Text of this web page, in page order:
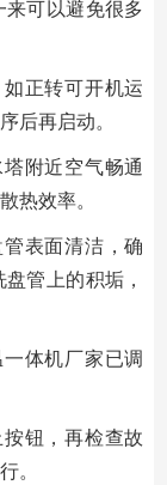
可以避免很多
正转可开机运
后再启动。
附近空气畅通
热效率。
表面清洁，确
管上的积垢，
体机厂家已调
钮，再检查故
。